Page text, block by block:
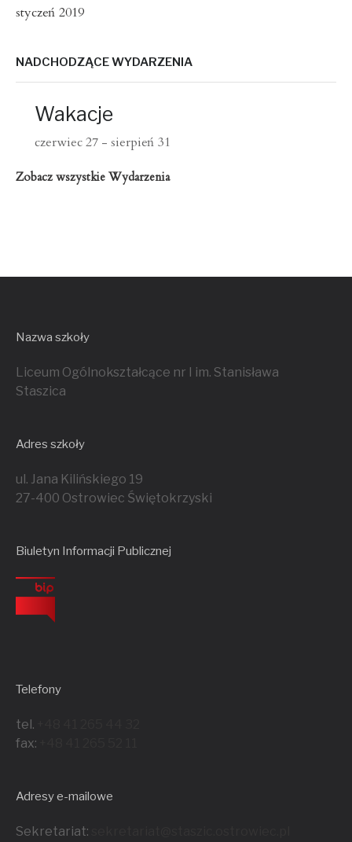
styczeń 2019
NADCHODZĄCE WYDARZENIA
Wakacje
czerwiec 27 - sierpień 31
Zobacz wszystkie Wydarzenia
Nazwa szkoły
Liceum Ogólnokształcące nr I im. Stanisława
Staszica
Adres szkoły
ul. Jana Kilińskiego 19
27-400 Ostrowiec Świętokrzyski
Biuletyn Informacji Publicznej
Telefony
tel.
fax:
Adresy e-mailowe
Sekretariat: